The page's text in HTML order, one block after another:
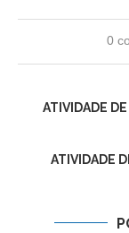
0
ATIVIDADE
ATIVIDADE